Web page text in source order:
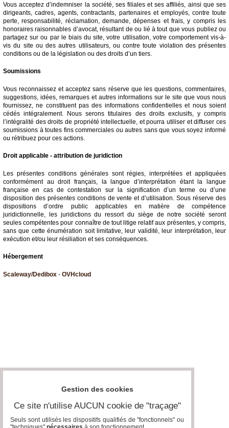
Vous acceptez d’indemniser la société, ses filiales et ses affiliés, ainsi que ses
dirigeants, cadres, agents, contractants, partenaires et employés, contre toute
perte, responsabilité, réclamation, demande, dépenses et frais, y compris les
honoraires raisonnables d’avocat, résultant de ou lié à tout que vous publiez ou
partagez sur ou par le biais du site, votre utilisation, votre comportement vis-à-
vis du site ou des autres utilisateurs, ou contre toute violation des présentes
conditions ou de la législation ou des droits d’un tiers.
Soumissions
Vous reconnaissez et acceptez sans réserve que les questions, commentaires,
suggestions, idées, remarques et autres informations sur le site que vous nous
fournissez, ne constituent pas des informations confidentielles et nous soient
cédés intégralement. Nous serons titulaires des droits exclusifs, y compris
l’intégralité des droits de propriété intellectuelle, et pourra utiliser et diffuser ces
soumissions à toutes fins commerciales ou autres sans que vous soyez informé
ou rétribuez pour ces actions.
Droit applicable - attribution de juridiction
Les présentes conditions générales sont régies, interprétées et appliquées
conformément au droit français, la langue d’interprétation étant la langue
française en cas de contestation sur la signification d’un terme ou d’une
disposition des présentes conditions de vente et d’utilisation. Sous réserve des
dispositions d’ordre public applicables en matière de compétence
juridictionnelle, les juridictions du ressort du siège de notre société seront
seules compétentes pour connaître de tout litige relatif aux présentes, y compris,
sans que cette énumération soit limitative, leur validité, leur interprétation, leur
exécution et/ou leur résiliation et ses conséquences.
Hébergement
Scaleway/Dedibox - OVHcloud
Gestion des cookies
Ce site n'utilise AUCUN cookie de "traçage"
Seuls sont utilisés les dispositifs qualifiés de "fonctionnels" ou